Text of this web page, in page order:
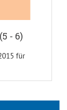
- 6)
für